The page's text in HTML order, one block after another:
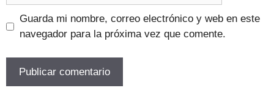
Guarda mi nombre, correo electrónico y web en este
navegador para la próxima vez que comente.